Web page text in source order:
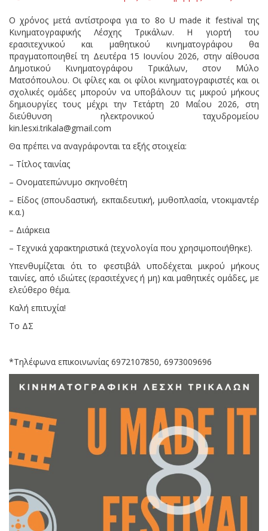
Ο χρόνος μετά αντίστροφα για το 8ο U made it festival της
Κινηματογραφικής Λέσχης Τρικάλων. Η γιορτή του
ερασιτεχνικού και μαθητικού κινηματογράφου θα
πραγματοποιηθεί τη Δευτέρα 15 Ιουνίου 2026, στην αίθουσα
Δημοτικού Κινηματογράφου Τρικάλων, στον Μύλο
Ματσόπουλου. Οι φίλες και οι φίλοι κινηματογραφιστές και οι
σχολικές ομάδες μπορούν να υποβάλουν τις μικρού μήκους
δημιουργίες τους μέχρι την Τετάρτη 20 Μαΐου 2026, στη
διεύθυνση ηλεκτρονικού ταχυδρομείου
kin.lesxi.trikala@gmail.com
Θα πρέπει να αναγράφονται τα εξής στοιχεία:
– Τίτλος ταινίας
– Ονοματεπώνυμο σκηνοθέτη
– Είδος (σπουδαστική, εκπαιδευτική, μυθοπλασία, ντοκιμαντέρ
κ.α.)
– Διάρκεια
– Τεχνικά χαρακτηριστικά (τεχνολογία που χρησιμοποιήθηκε).
Υπενθυμίζεται ότι το φεστιβάλ υποδέχεται μικρού μήκους
ταινίες, από ιδιώτες (ερασιτέχνες ή μη) και μαθητικές ομάδες, με
ελεύθερο θέμα.
Καλή επιτυχία!
Το ΔΣ
*Τηλέφωνα επικοινωνίας 6972107850, 6973009696